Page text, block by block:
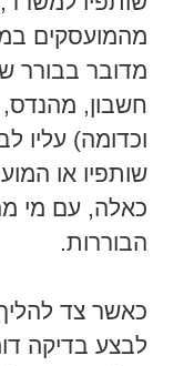
מהמועסקים
מדובר בבורר
חשבון,
וכדומה) עליו
שותפיו או
כאלה, עם מי
הבוררות.
כאשר צד
לבצע בדיקה